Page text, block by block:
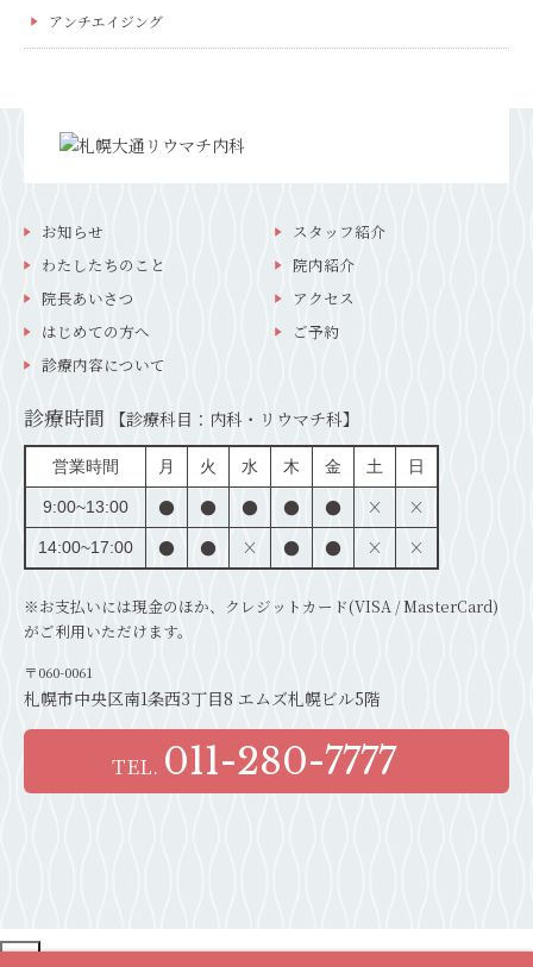
アンチエイジング
お知らせ
わたしたちのこと
院長あいさつ
はじめての方へ
診療内容について
スタッフ紹介
院内紹介
アクセス
ご予約
診療時間 【診療科目：内科・リウマチ科】
営業時間 月 火 水 木 金 土 日
9:00~13:00 ● ● ● ● ● × ×
14:00~17:00 ● ● × ● ● × ×
※お支払いには現金のほか、クレジットカード(VISA / MasterCard)
がご利用いただけます。
〒060-0061
札幌市中央区南1条西3丁目8 エムズ札幌ビル5階
TEL. 011-280-7777